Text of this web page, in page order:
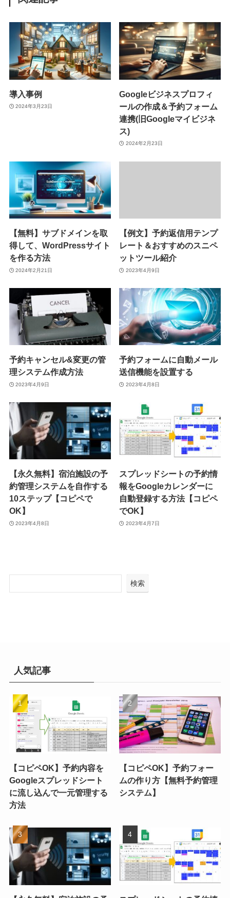
導入事例
2024年3月23日
Googleビジネスプロフィ
ールの作成＆予約フォーム
連携(旧Googleマイビジネ
ス)
2024年2月23日
【無料】サブドメインを取
得して、WordPressサイト
を作る方法
2024年2月21日
【例文】予約返信用テンプ
レート＆おすすめのスニペ
ットツール紹介
2023年4月9日
予約キャンセル&変更の管
理システム作成方法
2023年4月9日
予約フォームに自動メール
送信機能を設置する
2023年4月8日
【永久無料】宿泊施設の予
約管理システムを自作する
10ステップ【コピペで
OK】
2023年4月8日
スプレッドシートの予約情
報をGoogleカレンダーに
自動登録する方法【コピペ
でOK】
2023年4月7日
検索
人気記事
【コピペOK】予約内容を
Googleスプレッドシート
に流し込んで一元管理する
方法
【コピペOK】予約フォー
ムの作り方【無料予約管理
システム】